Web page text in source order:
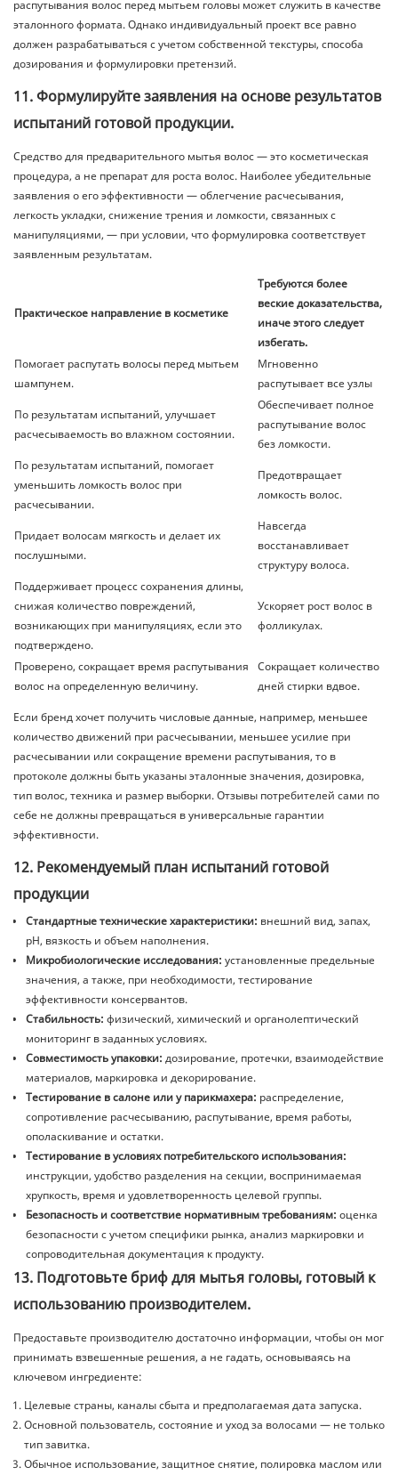
распутывания волос перед мытьем головы может служить в качестве
эталонного формата. Однако индивидуальный проект все равно
должен разрабатываться с учетом собственной текстуры, способа
дозирования и формулировки претензий.
11. Формулируйте заявления на основе результатов
испытаний готовой продукции.
Средство для предварительного мытья волос — это косметическая
процедура, а не препарат для роста волос. Наиболее убедительные
заявления о его эффективности — облегчение расчесывания,
легкость укладки, снижение трения и ломкости, связанных с
манипуляциями, — при условии, что формулировка соответствует
заявленным результатам.
Практическое направление в косметике
Требуются более
веские доказательства,
иначе этого следует
избегать.
Помогает распутать волосы перед мытьем
шампунем.
Мгновенно
распутывает все узлы
По результатам испытаний, улучшает
расчесываемость во влажном состоянии.
Обеспечивает полное
распутывание волос
без ломкости.
По результатам испытаний, помогает
уменьшить ломкость волос при
расчесывании.
Предотвращает
ломкость волос.
Придает волосам мягкость и делает их
послушными.
Навсегда
восстанавливает
структуру волоса.
Поддерживает процесс сохранения длины,
снижая количество повреждений,
возникающих при манипуляциях, если это
подтверждено.
Ускоряет рост волос в
фолликулах.
Проверено, сокращает время распутывания
волос на определенную величину.
Сокращает количество
дней стирки вдвое.
Если бренд хочет получить числовые данные, например, меньшее
количество движений при расчесывании, меньшее усилие при
расчесывании или сокращение времени распутывания, то в
протоколе должны быть указаны эталонные значения, дозировка,
тип волос, техника и размер выборки. Отзывы потребителей сами по
себе не должны превращаться в универсальные гарантии
эффективности.
12. Рекомендуемый план испытаний готовой
продукции
Стандартные технические характеристики: внешний вид, запах,
pH, вязкость и объем наполнения.
Микробиологические исследования: установленные предельные
значения, а также, при необходимости, тестирование
эффективности консервантов.
Стабильность: физический, химический и органолептический
мониторинг в заданных условиях.
Совместимость упаковки: дозирование, протечки, взаимодействие
материалов, маркировка и декорирование.
Тестирование в салоне или у парикмахера: распределение,
сопротивление расчесыванию, распутывание, время работы,
ополаскивание и остатки.
Тестирование в условиях потребительского использования:
инструкции, удобство разделения на секции, воспринимаемая
хрупкость, время и удовлетворенность целевой группы.
Безопасность и соответствие нормативным требованиям: оценка
безопасности с учетом специфики рынка, анализ маркировки и
сопроводительная документация к продукту.
13. Подготовьте бриф для мытья головы, готовый к
использованию производителем.
Предоставьте производителю достаточно информации, чтобы он мог
принимать взвешенные решения, а не гадать, основываясь на
ключевом ингредиенте:
Целевые страны, каналы сбыта и предполагаемая дата запуска.
Основной пользователь, состояние и уход за волосами — не только
тип завитка.
Обычное использование, защитное снятие, полировка маслом или